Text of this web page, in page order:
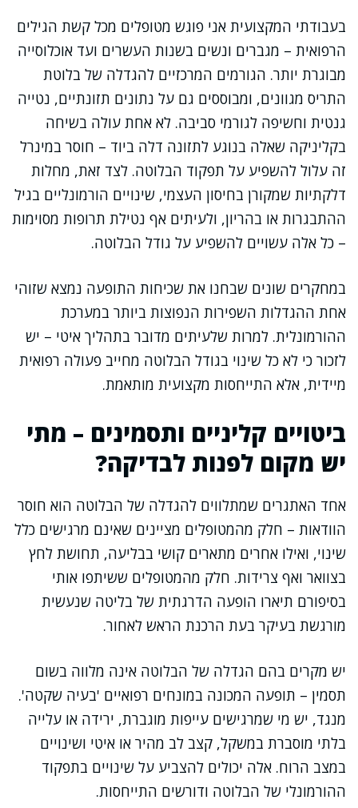
בעבודתי המקצועית אני פוגש מטופלים מכל קשת הגילים
הרפואית – מגברים ונשים בשנות העשרים ועד אוכלוסייה
מבוגרת יותר. הגורמים המרכזיים להגדלה של בלוטת
התריס מגוונים, ומבוססים גם על נתונים תזונתיים, נטייה
גנטית וחשיפה לגורמי סביבה. לא אחת עולה בשיחה
בקליניקה שאלה בנוגע לתזונה דלה ביוד – חוסר במינרל
זה עלול להשפיע על תפקוד הבלוטה. לצד זאת, מחלות
דלקתיות שמקורן בחיסון העצמי, שינויים הורמונליים בגיל
ההתבגרות או בהריון, ולעיתים אף נטילת תרופות מסוימות
– כל אלה עשויים להשפיע על גודל הבלוטה.
במחקרים שונים שבחנו את שכיחות התופעה נמצא שזוהי
אחת ההגדלות השפירות הנפוצות ביותר במערכת
ההורמונלית. למרות שלעיתים מדובר בתהליך איטי – יש
לזכור כי לא כל שינוי בגודל הבלוטה מחייב פעולה רפואית
מיידית, אלא התייחסות מקצועית מותאמת.
ביטויים קליניים ותסמינים – מתי
יש מקום לפנות לבדיקה?
אחד האתגרים שמתלווים להגדלה של הבלוטה הוא חוסר
הוודאות – חלק מהמטופלים מציינים שאינם מרגישים כלל
שינוי, ואילו אחרים מתארים קושי בבליעה, תחושת לחץ
בצוואר ואף צרידות. חלק מהמטופלים ששיתפו אותי
בסיפורם תיארו הופעה הדרגתית של בליטה שנעשית
מורגשת בעיקר בעת הרכנת הראש לאחור.
יש מקרים בהם הגדלה של הבלוטה אינה מלווה בשום
תסמין – תופעה המכונה במונחים רפואיים 'בעיה שקטה'.
מנגד, יש מי שמרגישים עייפות מוגברת, ירידה או עלייה
בלתי מוסברת במשקל, קצב לב מהיר או איטי ושינויים
במצב הרוח. אלה יכולים להצביע על שינויים בתפקוד
ההורמונלי של הבלוטה ודורשים התייחסות.